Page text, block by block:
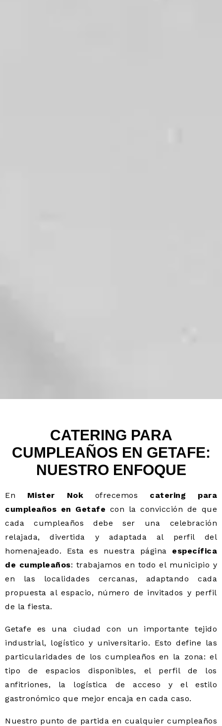
CATERING PARA
CUMPLEAÑOS EN GETAFE:
NUESTRO ENFOQUE
En Mister Nok ofrecemos catering para
cumpleaños en Getafe con la convicción de que
cada cumpleaños debe ser una celebración
relajada, divertida y adaptada al perfil del
homenajeado. Esta es nuestra página específica
de cumpleaños: trabajamos en todo el municipio y
en las localidades cercanas, adaptando cada
propuesta al espacio, número de invitados y perfil
de la fiesta.
Getafe es una ciudad con un importante tejido
industrial, logístico y universitario. Esto define las
particularidades de los cumpleaños en la zona: el
tipo de espacios disponibles, el perfil de los
anfitriones, la logística de acceso y el estilo
gastronómico que mejor encaja en cada caso.
Nuestro punto de partida en cualquier cumpleaños